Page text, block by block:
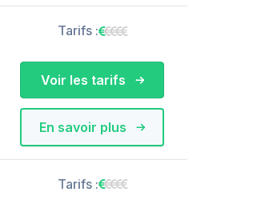
Tarifs :
En savoir plus
Voir les tarifs
Tarifs :